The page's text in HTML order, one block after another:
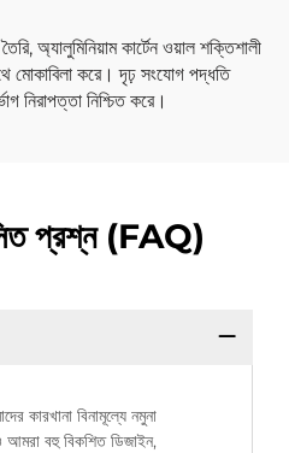
অ্যালুমিনিয়াম কার্টেন ওয়াল শক্তিশালী
মোকাবিলা করে। দৃঢ় সংযোগ পদ্ধতি
নিরাপত্তা নিশ্চিত করে।
প্রশ্ন (FAQ)
কারখানা বিনামূল্যে নমুনা
বহু বিকশিত ডিজাইন,